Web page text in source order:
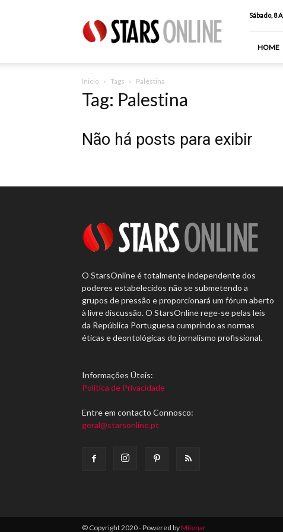
Online
Sábado, 8
HOME
Inicio Tags Palestina
Tag: Palestina
Não há posts para exibir
O StarsOnline é totalmente independente dos
poderes estabelecidos não se submetendo a
grupos de pressão e proporcionará um fórum aberto
à livre discussão. O StarsOnline rege-se pelas leis
da República Portuguesa cumprindo as normas
éticas e deontológicas do jornalismo profissional.
Informações Úteis:
Política de Privacidade
Entre em contacto Connosco:
geral@starsonline.pt
© Copyright 2020 - Powered byMilenar